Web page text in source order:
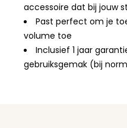
accessoire dat bij jouw
Past perfect om je
volume toe
Inclusief 1 jaar
gebruiksgemak (bij